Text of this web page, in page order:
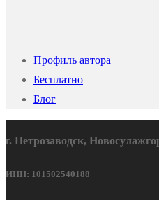
Профиль автора
Бесплатно
Блог
г. Петрозаводск,
ИНН: 101502540188